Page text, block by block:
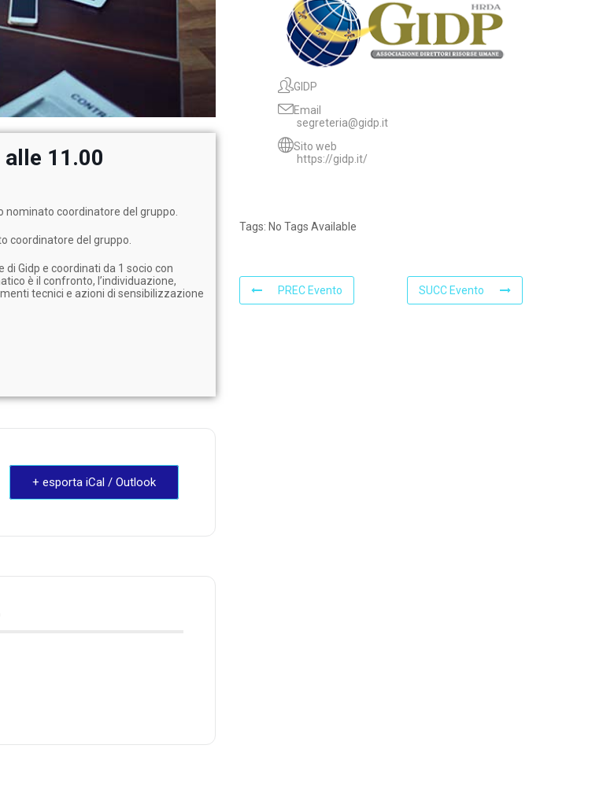
alle 11.00
nominato coordinatore del gruppo.
coordinatore del gruppo.
Gidp e coordinati da 1 socio con
è il confronto, l’individuazione,
tecnici e azioni di sensibilizzazione
+ esporta iCal / Outlook
GIDP
Email
segreteria@gidp.it
Sito web
https://gidp.it/
Tags: No Tags Available
PREC Evento SUCC Evento